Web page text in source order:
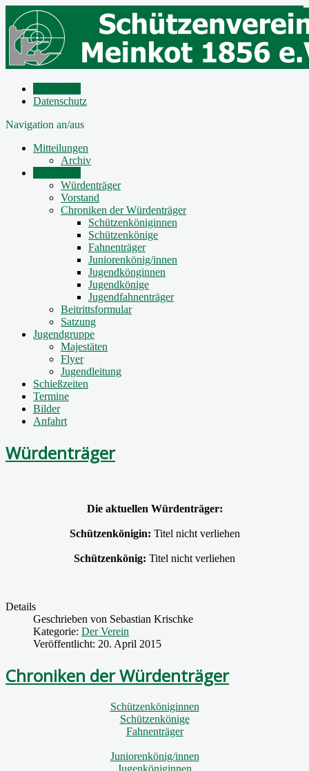
Datenschutz
Navigation an/aus
Mitteilungen
Archiv
Würdenträger
Vorstand
Chroniken der Würdenträger
Schützenköniginnen
Schützenkönige
Fahnenträger
Juniorenkönig/innen
Jugendkönginnen
Jugendkönige
Jugendfahnenträger
Beitrittsformular
Satzung
Jugendgruppe
Majestäten
Flyer
Jugendleitung
Schießzeiten
Termine
Bilder
Anfahrt
Würdenträger
Die aktuellen Würdenträger:
Schützenkönigin: Titel nicht verliehen
Schützenkönig: Titel nicht verliehen
Details
Geschrieben von Sebastian Krischke
Kategorie: Der Verein
Veröffentlicht: 20. April 2015
Chroniken der Würdenträger
Schützenköniginnen
Schützenkönige
Fahnenträger
Juniorenkönig/innen
Jugenköniginnen